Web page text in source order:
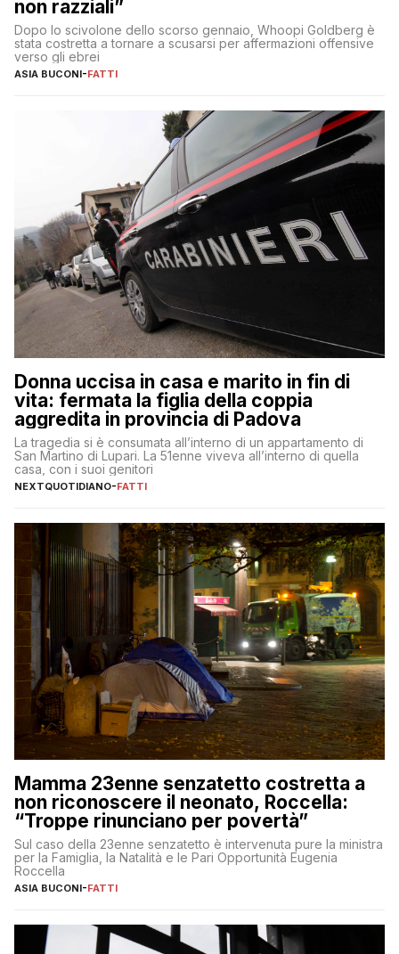
non razziali”
Dopo lo scivolone dello scorso gennaio, Whoopi Goldberg è
stata costretta a tornare a scusarsi per affermazioni offensive
verso gli ebrei
ASIA BUCONI-FATTI
Donna uccisa in casa e marito in fin di
vita: fermata la figlia della coppia
aggredita in provincia di Padova
La tragedia si è consumata all’interno di un appartamento di
San Martino di Lupari. La 51enne viveva all’interno di quella
casa, con i suoi genitori
NEXTQUOTIDIANO-FATTI
Mamma 23enne senzatetto costretta a
non riconoscere il neonato, Roccella:
“Troppe rinunciano per povertà”
Sul caso della 23enne senzatetto è intervenuta pure la ministra
per la Famiglia, la Natalità e le Pari Opportunità Eugenia
Roccella
ASIA BUCONI-FATTI